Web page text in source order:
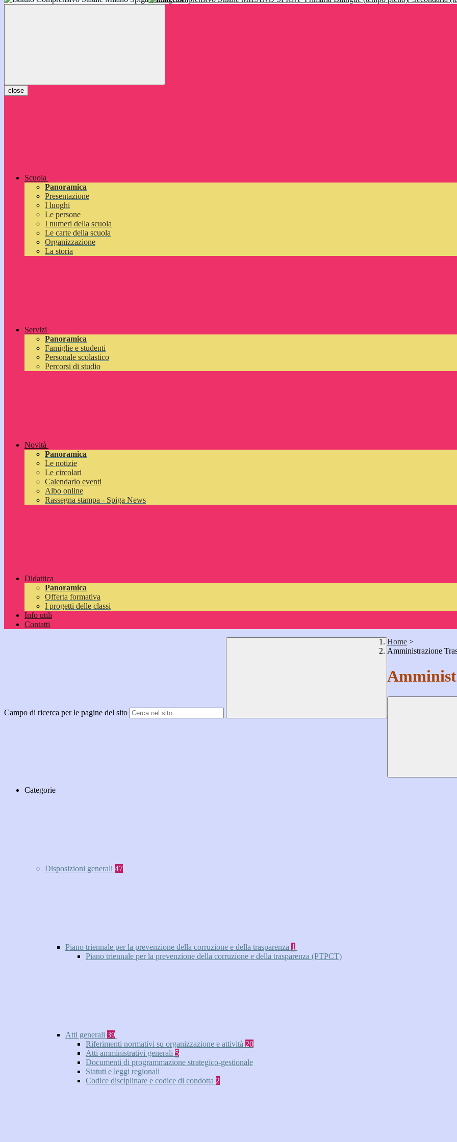
inizieranno il 14 settembre 2026: vi aspettiamo!
close
Scuola
Panoramica
Presentazione
I luoghi
Le persone
I numeri della scuola
Le carte della scuola
Organizzazione
La storia
Servizi
Panoramica
Famiglie e studenti
Personale scolastico
Percorsi di studio
Novità
Panoramica
Le notizie
Le circolari
Calendario eventi
Albo online
Rassegna stampa - Spiga News
Didattica
Panoramica
Offerta formativa
I progetti delle classi
Info utili
Contatti
Campo di ricerca per le pagine del sito
Home >
Amministrazione
Categorie
Disposizioni generali 47
Piano triennale per la prevenzione della corruzione e della trasparenza 1
Piano triennale per la prevenzione della corruzione e della trasparenza (PTPCT)
Atti generali 39
Riferimenti normativi su organizzazione e attività 20
Atti amministrativi generali 5
Documenti di programmazione strategico-gestionale
Statuti e leggi regionali
Codice disciplinare e codice di condotta 2